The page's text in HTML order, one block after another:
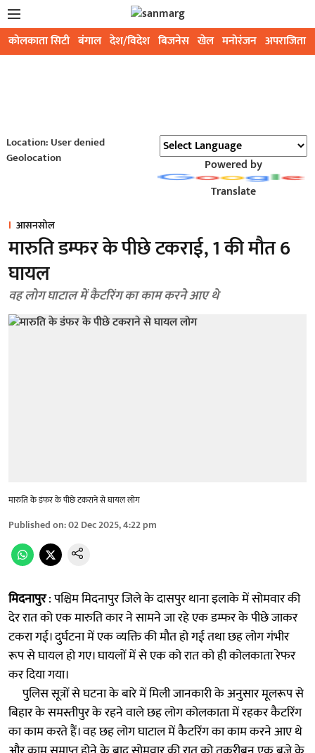
कोलकाता सिटी बंगाल देश/विदेश बिजनेस खेल मनोरंजन अपराजिता
Location: User denied
Geolocation
Powered by
Translate
आसनसोल
मारुति डम्फर के पीछे टकराई, 1 की मौत 6
घायल
वह लोग घाटाल में कैटरिंग का काम करने आए थे
मारुति के डंफर के पीछे टकराने से घायल लोग
Published on:02 Dec 2025, 4:22 pm
मिदनापुर: पश्चिम मिदनापुर जिले के दासपुर थाना इलाके में सोमवार की
देर रात को एक मारुति कार ने सामने जा रहे एक डम्फर के पीछे जाकर
टकरा गई। दुर्घटना में एक व्यक्ति की मौत हो गई तथा छह लोग गंभीर
रूप से घायल हो गए। घायलों में से एक को रात को ही कोलकाता रेफर
कर दिया गया।
पुलिस सूत्रों से घटना के बारे में मिली जानकारी के अनुसार मूलरूप से
बिहार के समस्तीपुर के रहने वाले छह लोग कोलकाता में रहकर कैटरिंग
का काम करते हैं। वह छह लोग घाटाल में कैटरिंग का काम करने आए थे